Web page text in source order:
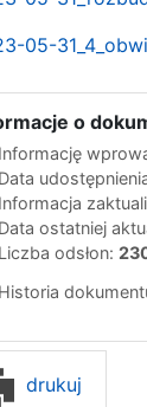
05-
o
Informację
Data
Informacja
Data ostatniej
Liczba odsłon:
Historia
drukuj